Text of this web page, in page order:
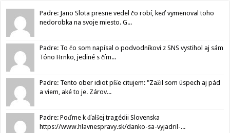
Padre: Jano Slota presne vedel čo robí, keď vymenoval toho
nedorobka na svoje miesto. G...
Padre: To čo som napísal o podvodníkovi z SNS vystihol aj sám
Tóno Hrnko, jediné s čím...
Padre: Tento ober idiot píše citujem: "Zažil som úspech aj pád
a viem, aké to je. Zárov...
Padre: Poďme k ďalšej tragédii Slovenska
https://www.hlavnespravy.sk/danko-sa-vyjadril-...